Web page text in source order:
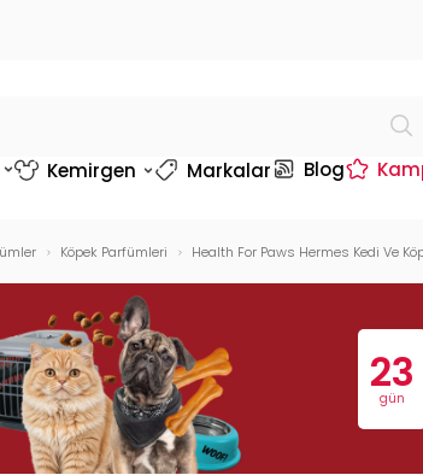
Kemirgen Markalar Blog
Köpek Parfümleri Health For Paws Hermes Kedi Ve
23
gün